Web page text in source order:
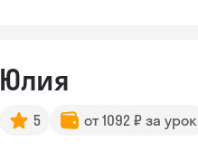
Юлия
5 от 1092 ₽ за урок